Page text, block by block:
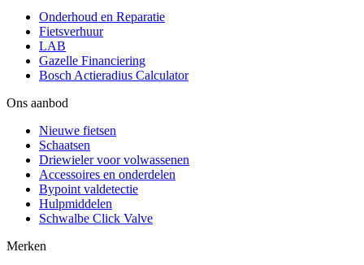
Onderhoud en Reparatie
Fietsverhuur
LAB
Gazelle Financiering
Bosch Actieradius Calculator
Ons aanbod
Nieuwe fietsen
Schaatsen
Driewieler voor volwassenen
Accessoires en onderdelen
Bypoint valdetectie
Hulpmiddelen
Schwalbe Click Valve
Merken